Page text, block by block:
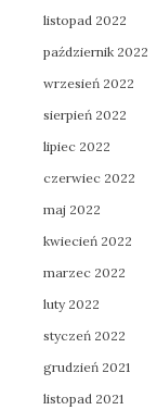
listopad 2022
październik 2022
wrzesień 2022
sierpień 2022
lipiec 2022
czerwiec 2022
maj 2022
kwiecień 2022
marzec 2022
luty 2022
styczeń 2022
grudzień 2021
listopad 2021